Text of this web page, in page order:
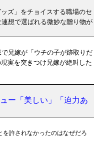
ズ」をチョイスする職場のセ
想で選ばれる微妙な贈り物が
兄嫁が「ウチの子が跡取りだ
実を突きつけ兄嫁が絶叫した
ー「美しい」「迫力あ
を許されなかったのはなぜだろ